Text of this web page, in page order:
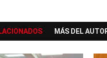
MÁS DEL